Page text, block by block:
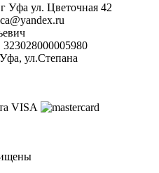
Уфа ул. Цветочная 42
ул.Степана